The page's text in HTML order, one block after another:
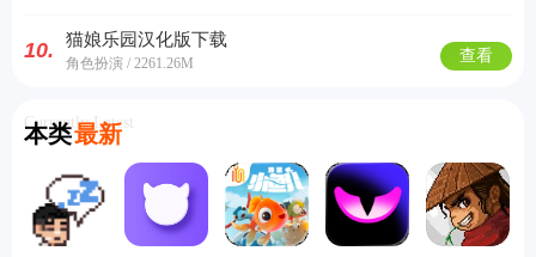
10. 猫娘乐园汉化版下载
角色扮演 / 2261.26M 查看
本类最新
Currently Latest